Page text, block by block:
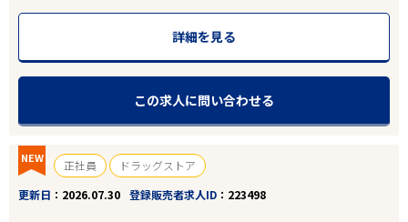
19件から検索する
詳細を見る
この求人に問い合わせる
NEW 正社員
ドラッグストア
更新日
2026.07.30 登録販売者求人ID 223498